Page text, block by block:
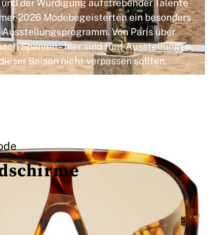
2026 Modebegeisterten ein besonders
Von Paris über
Spanien – hier sind fünf Ausstellungen,
Saison nicht verpassen sollten.